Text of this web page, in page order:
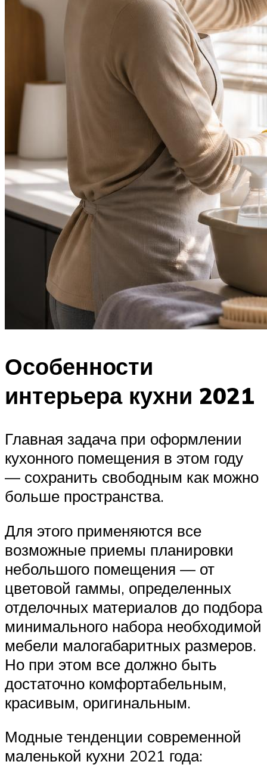
Особенности
интерьера кухни 2021
Главная задача при оформлении
кухонного помещения в этом году
— сохранить свободным как можно
больше пространства.
Для этого применяются все
возможные приемы планировки
небольшого помещения — от
цветовой гаммы, определенных
отделочных материалов до подбора
минимального набора необходимой
мебели малогабаритных размеров.
Но при этом все должно быть
достаточно комфортабельным,
красивым, оригинальным.
Модные тенденции современной
маленькой кухни 2021 года: